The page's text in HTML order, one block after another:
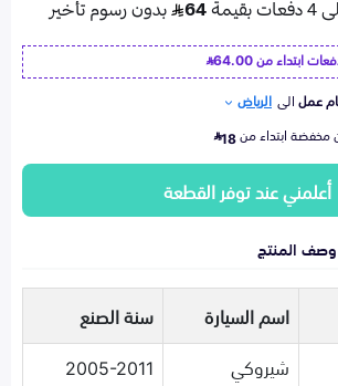
64.00
الى الرياض
ابتداء من18
أعلمني عند توفر القطعة
وصف المنتج
اسم السيارة
سنة الصنع
شيروكي 2005-2011